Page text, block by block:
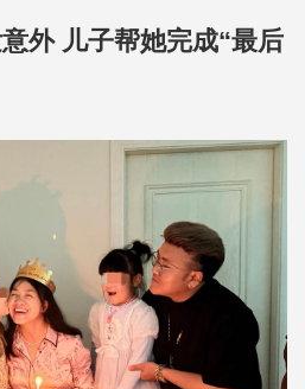
外 儿子帮她完成“最后